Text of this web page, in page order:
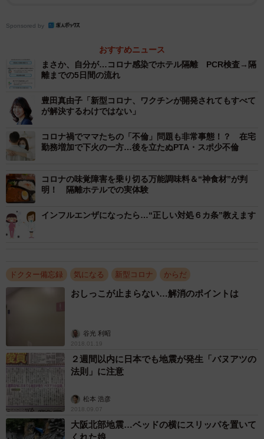
せん。インフルエンザは38℃以上の高熱になります。新型
コロナは発熱がありますが、全員が高熱を出すわけではあ
りません。しかし、体温一つで決めつけるのは危険です。
新型コロナの中にはインフルエンザ同様に38℃以上の高熱
が出た人も少なくないからです。
新型コロナの特徴的な症状に味覚､嗅覚の異常があげられる＝画像はイメ
ージ(sakai2132000/stock.adobe.com)
新型コロナやインフルエンザにかかっているかどうかを
知る方法は、やはり「迅速抗原検出キット」などを使った
検査を受けることが必要です。
インフルエンザかなと思ったら？
頭痛、筋肉痛、頭痛、咳などの症状があり、38.5℃以上
Sponsored by
おすすめニュース
まさか、自分が…コロナ感染でホテル隔離 PCR検査→隔
離までの5日間の流れ
豊田真由子「新型コロナ、ワクチンが開発されてもすべて
が解決するわけではない」
コロナ禍でママたちの「不倫」問題も非常事態！？ 在宅
勤務増加で下火の一方…後を立たぬPTA・スポ少不倫
コロナの味覚障害を乗り切る万能調味料＆“神食材”が判
明！ 隔離ホテルでの実体験
インフルエンザになったら…“正しい対処６カ条”教えます
ドクター備忘録 気になる 新型コロナ からだ
おしっこが止まらない…解消のポイントは
谷光 利昭
2018.01.19
２週間以内に日本でも地震が発生「バヌアツの
法則」に注意
松本 浩彦
2018.09.07
大阪北部地震…ベッドの横にスリッパを置いて
くれた娘